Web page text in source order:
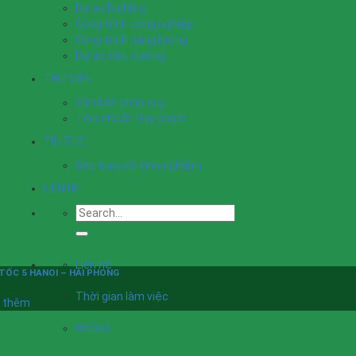
Dự án Building
Công trình công nghiệp
Công trình năng lượng
Dự án cầu, đường
THƯ VIỆN
Văn bản pháp quy
Tiêu chuẩn Quy phạm
TIN TỨC
Góc trao đổi kinh nghiệm
LIÊN HỆ
Liên hệ
Thời gian làm việc
Hotline
5 HANOI – HAI PHONG
thêm